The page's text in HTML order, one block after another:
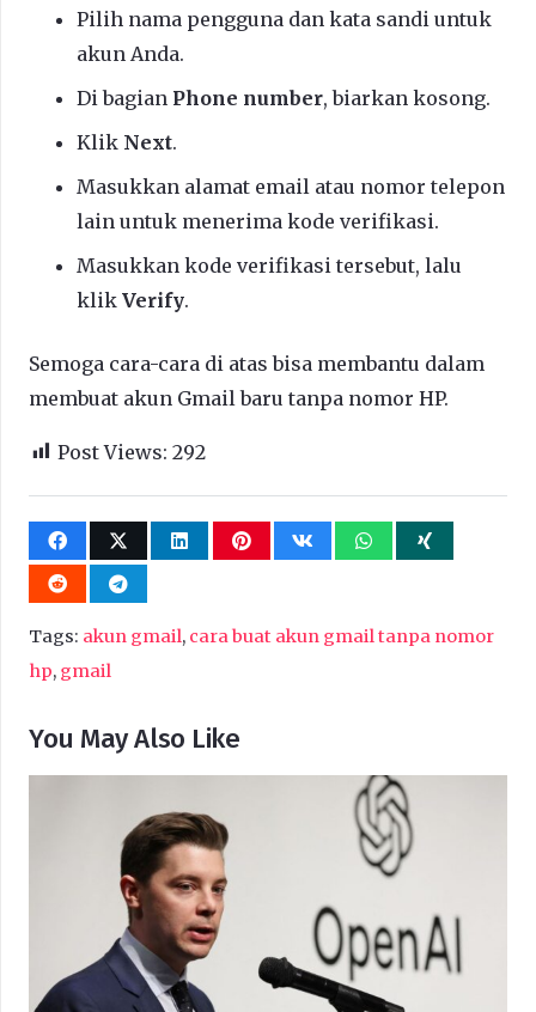
Pilih nama pengguna dan kata sandi untuk
akun Anda.
Di bagian Phone number, biarkan kosong.
Klik Next.
Masukkan alamat email atau nomor telepon
lain untuk menerima kode verifikasi.
Masukkan kode verifikasi tersebut, lalu
klik Verify.
Semoga cara-cara di atas bisa membantu dalam
membuat akun Gmail baru tanpa nomor HP.
Post Views: 292
Tags: akun gmail, cara buat akun gmail tanpa nomor
hp, gmail
You May Also Like